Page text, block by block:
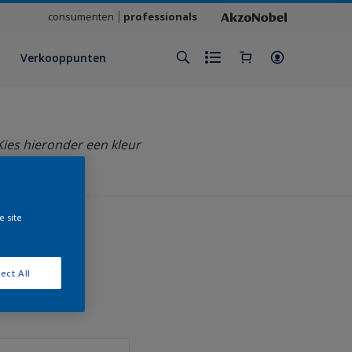
consumenten professionals
Verkooppunten
hieronder een kleur
site
All